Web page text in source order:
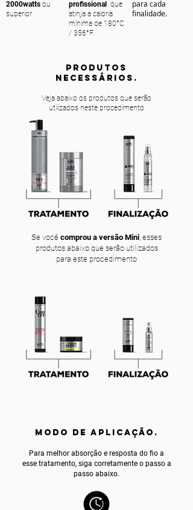
2000watts ou
superior.
profissional que
atinja a caloria
mínima de 180°C
/ 356°F.
para cada
finalidade.
PRODUTOS
NECESSÁRIOS.
Veja abaixo os produtos que serão
utilizados neste procedimento
Se você comprou a versão Mini , esses
produtos abaixo que serão utilizados
para este procedimento
MODO DE APLICAÇÃO.
Para melhor absorção e resposta do fio a
esse tratamento, siga corretamente o passo a
passo abaixo.